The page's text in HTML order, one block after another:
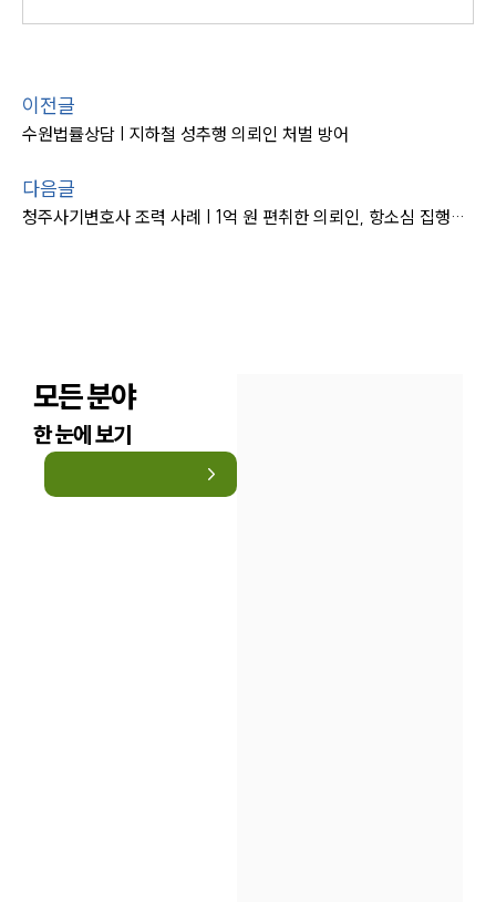
이전글
수원법률상담 | 지하철 성추행 의뢰인 처벌 방어
다음글
청주사기변호사 조력 사례 | 1억 원 편취한 의뢰인, 항소심 집행유예
모든 분야
한 눈에 보기